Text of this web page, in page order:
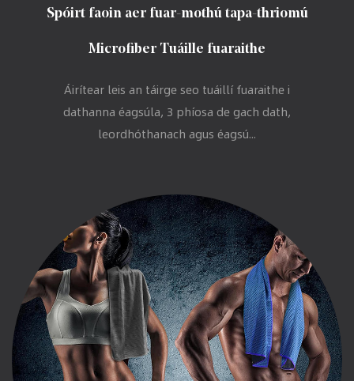
Spóirt faoin aer fuar-mothú tapa-thriomú
Microfiber Tuáille fuaraithe
Áirítear leis an táirge seo tuáillí fuaraithe i
dathanna éagsúla, 3 phíosa de gach dath,
leordhóthanach agus éagsú...